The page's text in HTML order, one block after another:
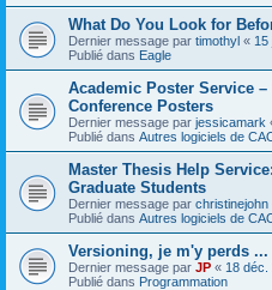
What Do You Look for
Dernier message par timothyl « 15
Publié dans Eagle
Academic Poster Service
Conference Posters
Dernier message par jessicamark
Publié dans Autres logiciels de
Master Thesis Help
Graduate Students
Dernier message par christinejohn
Publié dans Autres logiciels de
Versioning, je m'y perds ...
Dernier message par JP « 18 déc.
Publié dans Programmation